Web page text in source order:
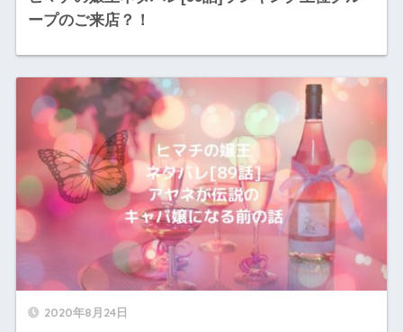
ープのご来店？！
2020年8月24日